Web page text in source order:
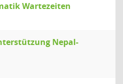
Wartezeiten
Nepal-